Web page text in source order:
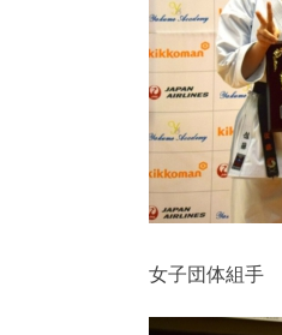
女子団体組手